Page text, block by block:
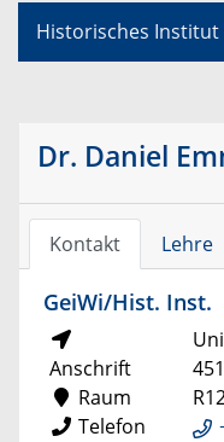
Historisches Institut
Dr. Daniel
Kontakt Lehre
GeiWi/Hist. Inst.
Anschrift
Raum
Telefon